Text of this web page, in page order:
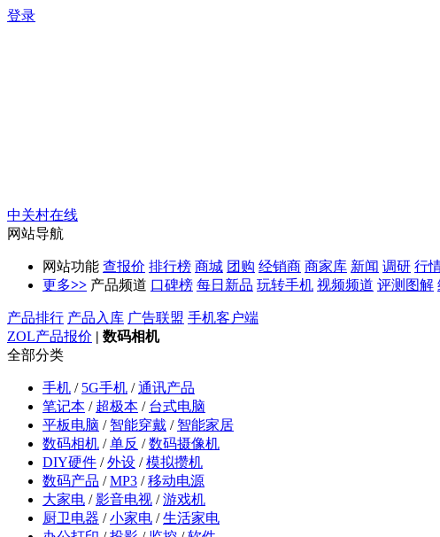
登录
中关村在线
网站导航
网站功能 查报价 排行榜 商城 团购 经销商 商家库 新闻 调研 行
更多>> 产品频道 口碑榜 每日新品 玩转手机 视频频道 评测图解
产品排行 产品入库 广告联盟 手机客户端
ZOL产品报价 | 数码相机
全部分类
手机 / 5G手机 /通讯产品
笔记本 / 超极本 / 台式电脑
平板电脑 / 智能穿戴 / 智能家居
数码相机 /单反 /数码摄像机
DIY硬件 /外设 /模拟攒机
数码产品 /MP3 /移动电源
大家电 /影音电视 /游戏机
厨卫电器 /小家电 /生活家电